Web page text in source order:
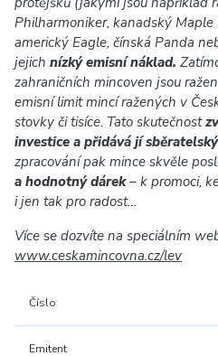
Philharmoniker, kanadský Maple
americký Eagle, čínská Panda
jejich nízký emisní náklad.
zahraničních mincoven jsou
emisní limit mincí ražených v
stovky či tisíce. Tato skutečnost
investice a přidává jí
zpracování pak mince skvěle
a hodnotný dárek– k promoci,
i jen tak pro radost…
Více se dozvíte na speciálním
www.ceskamincovna.cz/lev
Číslo
Emitent